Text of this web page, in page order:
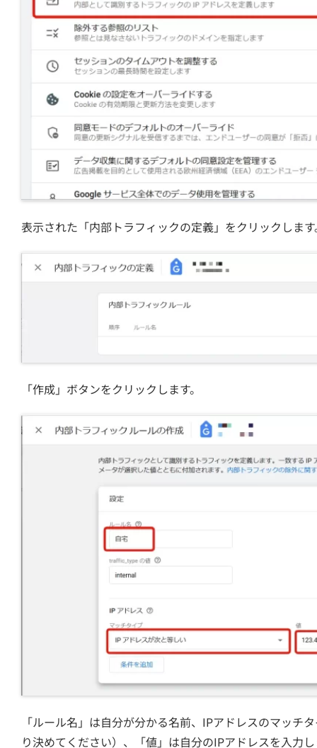
表示された「内部トラフィックの定義」をクリックしま
「作成」ボタンをクリックします。
「ルール名」は自分が分かる名前、IPアドレスのマッチ
り決めてください）、「値」は自分のIPアドレスを入力